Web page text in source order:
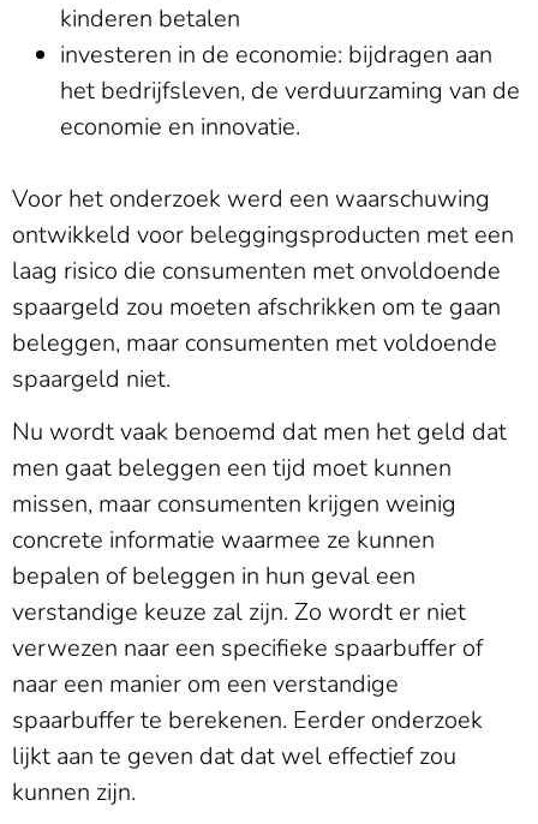
kinderen betalen
investeren in de economie: bijdragen aan
het bedrijfsleven, de verduurzaming van de
economie en innovatie.
Voor het onderzoek werd een waarschuwing
ontwikkeld voor beleggingsproducten met een
laag risico die consumenten met onvoldoende
spaargeld zou moeten afschrikken om te gaan
beleggen, maar consumenten met voldoende
spaargeld niet.
Nu wordt vaak benoemd dat men het geld dat
men gaat beleggen een tijd moet kunnen
missen, maar consumenten krijgen weinig
concrete informatie waarmee ze kunnen
bepalen of beleggen in hun geval een
verstandige keuze zal zijn. Zo wordt er niet
verwezen naar een specifieke spaarbuffer of
naar een manier om een verstandige
spaarbuffer te berekenen. Eerder onderzoek
lijkt aan te geven dat dat wel effectief zou
kunnen zijn.